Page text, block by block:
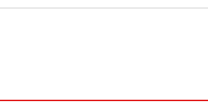
レー、シルバー、ゴールド